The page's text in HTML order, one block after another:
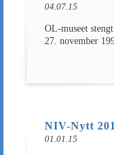
04.07.15
OL-museet
27. november
NIV-Nytt
01.01.15